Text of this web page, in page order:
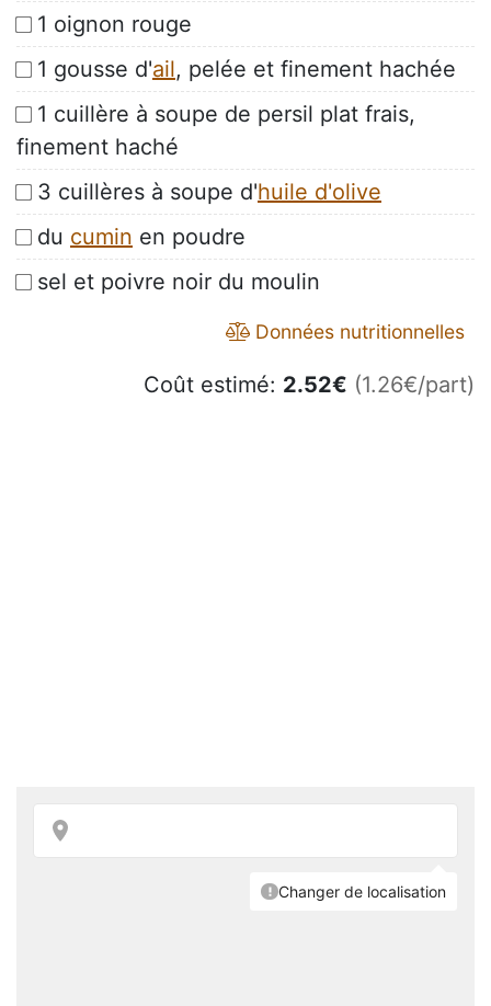
1 oignon rouge
1 gousse d'ail, pelée et finement hachée
1 cuillère à soupe de persil plat frais,
finement haché
3 cuillères à soupe d'huile d'olive
du cumin en poudre
sel et poivre noir du moulin
Données nutritionnelles
Coût estimé: 2.52€ (1.26€/part)